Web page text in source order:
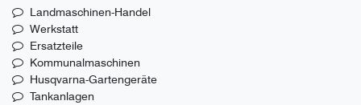
Landmaschinen-Handel
Werkstatt
Ersatzteile
Kommunalmaschinen
Husqvarna-Gartengeräte
Tankanlagen